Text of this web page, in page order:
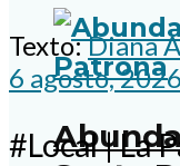
Texto:Diana
6 agosto, 2026
#Local | La